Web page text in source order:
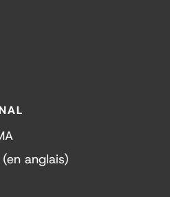
anglais)